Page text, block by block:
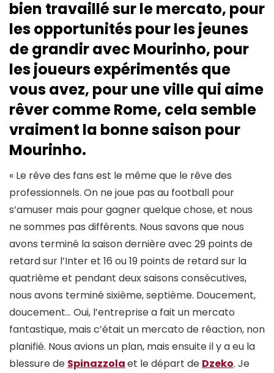
bien travaillé sur le mercato, pour
les opportunités pour les jeunes
de grandir avec Mourinho, pour
les joueurs expérimentés que
vous avez, pour une ville qui aime
rêver comme Rome, cela semble
vraiment la bonne saison pour
Mourinho.
« Le rêve des fans est le même que le rêve des
professionnels. On ne joue pas au football pour
s’amuser mais pour gagner quelque chose, et nous
ne sommes pas différents. Nous savons que nous
avons terminé la saison dernière avec 29 points de
retard sur l’Inter et 16 ou 19 points de retard sur la
quatrième et pendant deux saisons consécutives,
nous avons terminé sixième, septième. Doucement,
doucement… Oui, l’entreprise a fait un mercato
fantastique, mais c’était un mercato de réaction, non
planifié. Nous avions un plan, mais ensuite il y a eu la
blessure de Spinazzolaet le départ de Dzeko. Je